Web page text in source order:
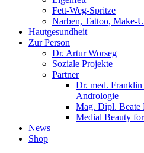
Fett-Weg-Spritze
Narben, Tattoo, Make-
Hautgesundheit
Zur Person
Dr. Artur Worseg
Soziale Projekte
Partner
Dr. med.
Andrologie
Mag. Dipl. Beate
Medial Beauty
News
Shop